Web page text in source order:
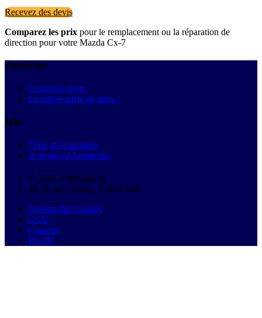
Recevez des devis
Comparez les prix pour le remplacement ou la réparation de
direction pour votre Mazda Cx-7
Autobutler
Contactez-nous
La presse parle de nous !
Info
*Prix et économies
À propos d'Autobutler
© 2026 Autobutler.fr
18-26 rue Goubet, 75019 Paris
Gestion des cookies
CGU
Cookies
RGPD